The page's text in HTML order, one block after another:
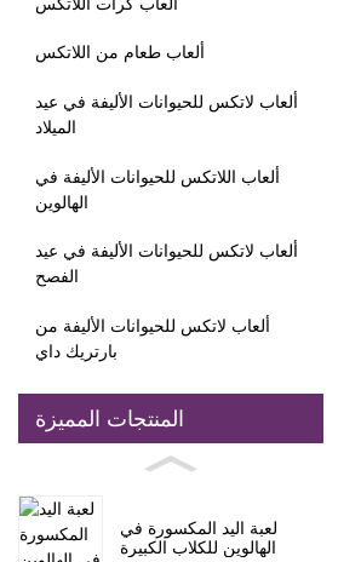
ألعاب طعام من اللاتكس
ألعاب لاتكس للحيوانات الأليفة في عيد
الميلاد
ألعاب اللاتكس للحيوانات الأليفة في
الهالوين
ألعاب لاتكس للحيوانات الأليفة في عيد
الفصح
ألعاب لاتكس للحيوانات الأليفة من
بارتريك داي
المنتجات المميزة
لعبة اليد المكسورة في
الهالوين للكلاب الكبيرة